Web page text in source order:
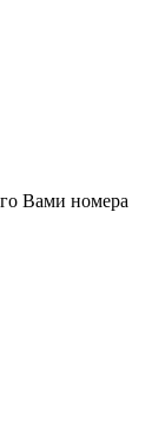
Вами номера